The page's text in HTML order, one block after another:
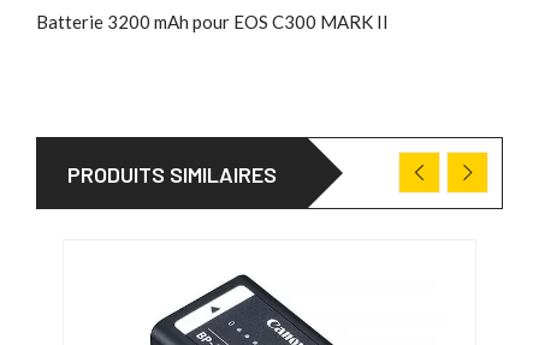
Batterie 3200 mAh pour EOS C300 MARK II
PRODUITS SIMILAIRES